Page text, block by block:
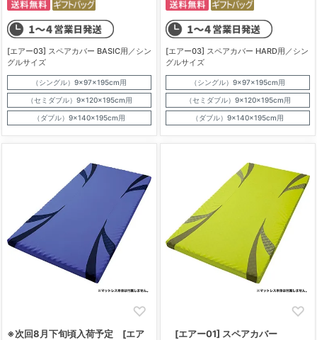
[エアー03] スペアカバー BASIC用／シン
グルサイズ
（シングル）9×97×195cm用
（セミダブル）9×120×195cm用
（ダブル）9×140×195cm用
[エアー03] スペアカバー HARD用／シン
グルサイズ
（シングル）9×97×195cm用
（セミダブル）9×120×195cm用
（ダブル）9×140×195cm用
※次回8月下旬頃入荷予定 [エア
[エアー01] スペアカバー